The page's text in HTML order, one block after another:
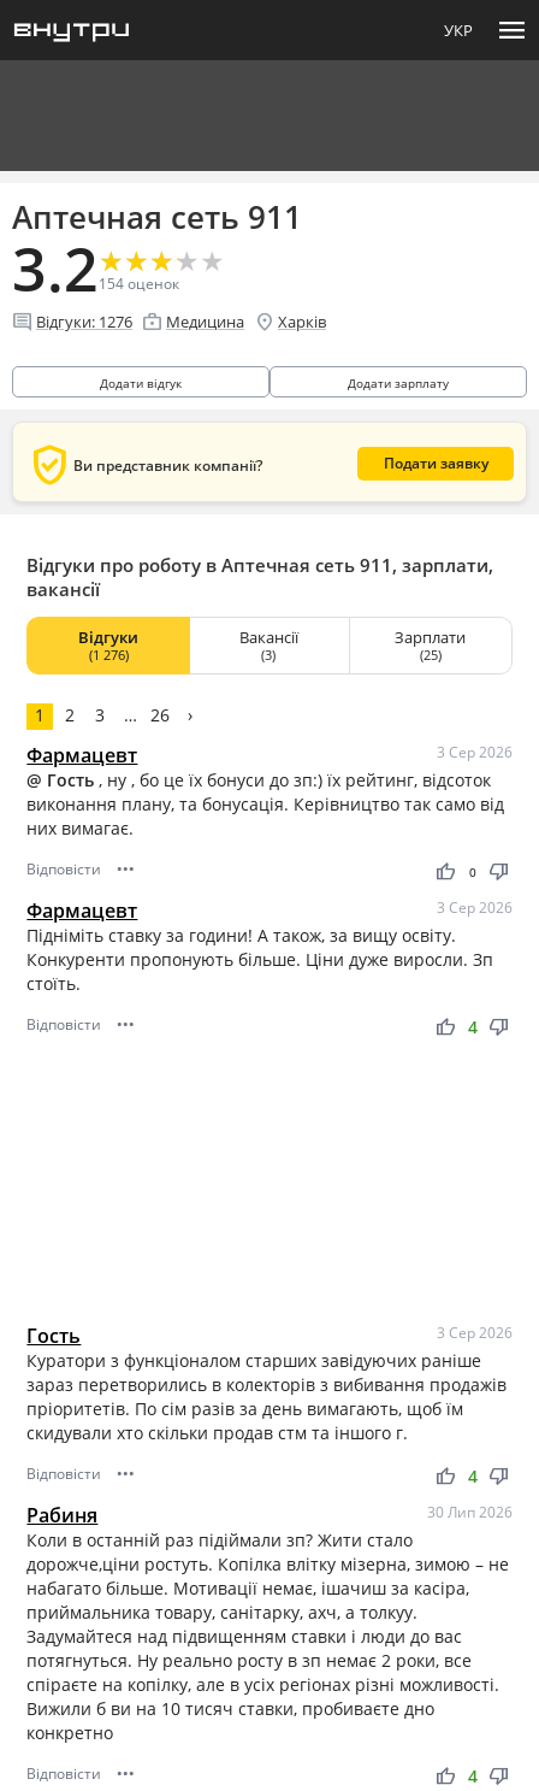
УКР menu
Аптечная сеть 911
3.2★
★★
★★
★★
★★
★
154оценок
comment Відгуки: 1276 enterprise Медицина location_on Харків
Додати відгук Додати зарплату
verified_user Ви представник компанії? Подати заявку
Відгуки про роботу в Аптечная сеть 911, зарплати,
вакансії
Відгуки
(1 276)
Вакансії
(3)
Зарплати
(25)
1 2 3 … 26 ›
Фармацевт 3 Сер 2026
@ Гость, ну , бо це їх бонуси до зп:) їх рейтинг, відсоток
виконання плану, та бонусація. Керівництво так само від
них вимагає.
Відповісти ••• thumb_up thumb_down
0
Фармацевт 3 Сер 2026
Підніміть ставку за години! А також, за вищу освіту.
Конкуренти пропонують більше. Ціни дуже виросли. Зп
стоїть.
Відповісти ••• thumb_up thumb_down
4
Гость 3 Сер 2026
Куратори з функціоналом старших завідуючих раніше
зараз перетворились в колекторів з вибивання продажів
пріоритетів. По сім разів за день вимагають, щоб їм
скидували хто скільки продав стм та іншого г.
Відповісти ••• thumb_up thumb_down
4
Рабиня 30 Лип 2026
Коли в останній раз підіймали зп? Жити стало
дорожче,ціни ростуть. Копілка влітку мізерна, зимою – не
набагато більше. Мотивації немає, ішачиш за касіра,
приймальника товару, санітарку, ахч, а толкуу.
Задумайтеся над підвищенням ставки і люди до вас
потягнуться. Ну реально росту в зп немає 2 роки, все
спіраєте на копілку, але в усіх регіонах різні можливості.
Вижили б ви на 10 тисяч ставки, пробиваєте дно
конкретно
Відповісти ••• thumb_up thumb_down
4